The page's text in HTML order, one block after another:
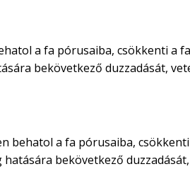
a fa pórusaiba, csökkenti a
bekövetkező duzzadását,
behatol a fa pórusaiba,
bekövetkező